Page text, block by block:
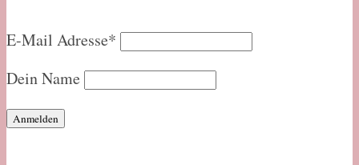
E-Mail Adresse*
Dein Name